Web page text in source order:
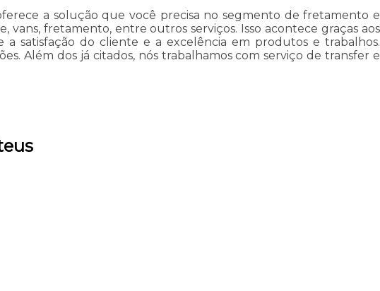
a solução que você precisa no segmento de fretamento e
fretamento, entre outros serviços. Isso acontece graças aos
a satisfação do cliente e a excelência em produtos e trabalhos.
Além dos já citados, nós trabalhamos com serviço de transfer e